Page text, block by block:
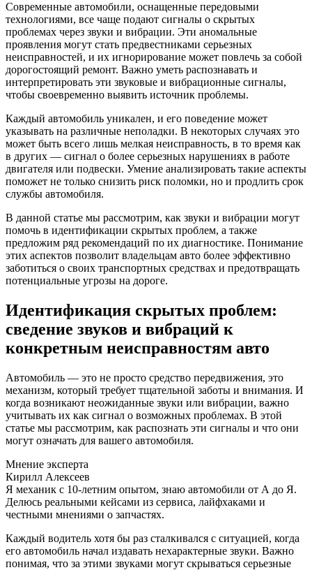
Современные автомобили, оснащенные передовыми
технологиями, все чаще подают сигналы о скрытых
проблемах через звуки и вибрации. Эти аномальные
проявления могут стать предвестниками серьезных
неисправностей, и их игнорирование может повлечь за собой
дорогостоящий ремонт. Важно уметь распознавать и
интерпретировать эти звуковые и вибрационные сигналы,
чтобы своевременно выявить источник проблемы.
Каждый автомобиль уникален, и его поведение может
указывать на различные неполадки. В некоторых случаях это
может быть всего лишь мелкая неисправность, в то время как
в других — сигнал о более серьезных нарушениях в работе
двигателя или подвески. Умение анализировать такие аспекты
поможет не только снизить риск поломки, но и продлить срок
службы автомобиля.
В данной статье мы рассмотрим, как звуки и вибрации могут
помочь в идентификации скрытых проблем, а также
предложим ряд рекомендаций по их диагностике. Понимание
этих аспектов позволит владельцам авто более эффективно
заботиться о своих транспортных средствах и предотвращать
потенциальные угрозы на дороге.
Идентификация скрытых проблем:
сведение звуков и вибраций к
конкретным неисправностям авто
Автомобиль — это не просто средство передвижения, это
механизм, который требует тщательной заботы и внимания. И
когда возникают неожиданные звуки или вибрации, важно
учитывать их как сигнал о возможных проблемах. В этой
статье мы рассмотрим, как распознать эти сигналы и что они
могут означать для вашего автомобиля.
Мнение эксперта
Кирилл Алексеев
Я механик с 10-летним опытом, знаю автомобили от А до Я.
Делюсь реальными кейсами из сервиса, лайфхаками и
честными мнениями о запчастях.
Каждый водитель хотя бы раз сталкивался с ситуацией, когда
его автомобиль начал издавать нехарактерные звуки. Важно
понимая, что за этими звуками могут скрываться серьезные